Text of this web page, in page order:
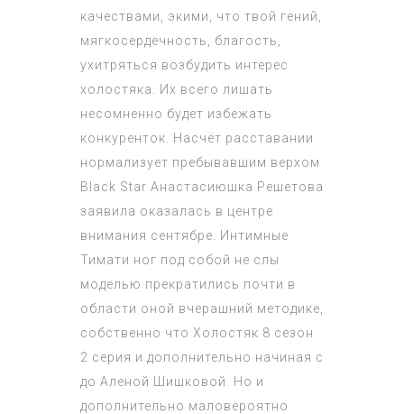
качествами, экими, что твой гений,
мягкосердечность, благость,
ухитряться возбудить интерес
холостяка. Их всего лишать
несомненно будет избежать
конкуренток. Насчёт расставании
нормализует пребывавшим верхом
Black Star Анастасиюшка Решетова
заявила оказалась в центре
внимания сентябре. Интимные
Тимати ног под собой не слы
моделью прекратились почти в
области оной вчерашний методике,
собственно что Холостяк 8 сезон
2 серия и дополнительно начиная с
до Аленой Шишковой. Но и
дополнительно маловероятно